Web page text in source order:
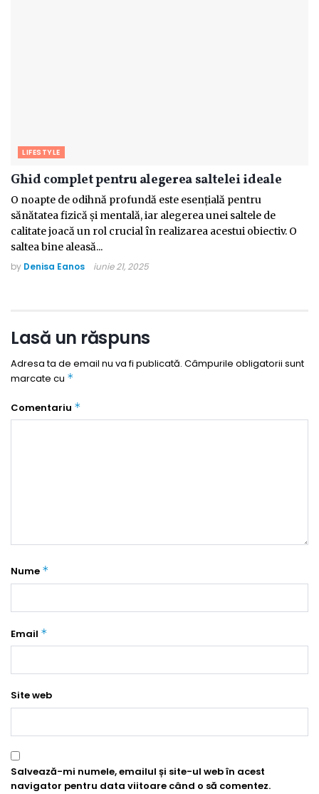
LIFESTYLE
Ghid complet pentru alegerea saltelei ideale
O noapte de odihnă profundă este esențială pentru
sănătatea fizică și mentală, iar alegerea unei saltele de
calitate joacă un rol crucial în realizarea acestui obiectiv. O
saltea bine aleasă...
by Denisa Eanos iunie 21, 2025
Lasă un răspuns
Adresa ta de email nu va fi publicată. Câmpurile obligatorii sunt
marcate cu *
Comentariu *
Nume *
Email *
Site web
Salvează-mi numele, emailul și site-ul web în acest
navigator pentru data viitoare când o să comentez.